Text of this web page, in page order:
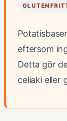
eftersom
Detta gör
celiaki eller